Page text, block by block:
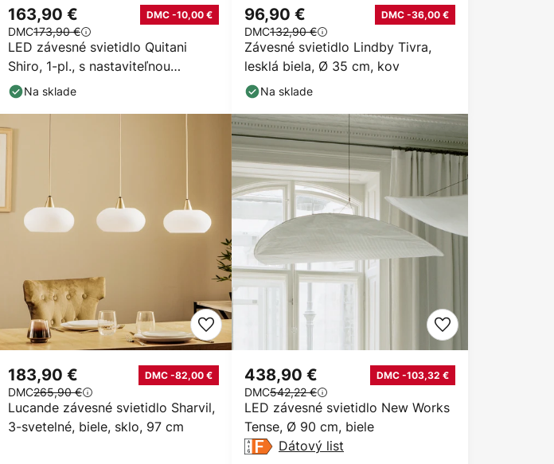
LED závesné svietidlo Quitani
Shiro, 1-pl., s nastaviteľnou
výškou, sklo
163,90 € DMC -10,00 €
DMC173,90 €
Na sklade
Závesné svietidlo Lindby Tivra,
lesklá biela, Ø 35 cm, kov
96,90 € DMC -36,00 €
DMC132,90 €
Na sklade
Lucande závesné svietidlo Sharvil,
3-svetelné, biele, sklo, 97 cm
183,90 € DMC -82,00 €
DMC265,90 €
LED závesné svietidlo New Works
Tense, Ø 90 cm, biele
438,90 € DMC -103,32 €
DMC542,22 €
Dátový list